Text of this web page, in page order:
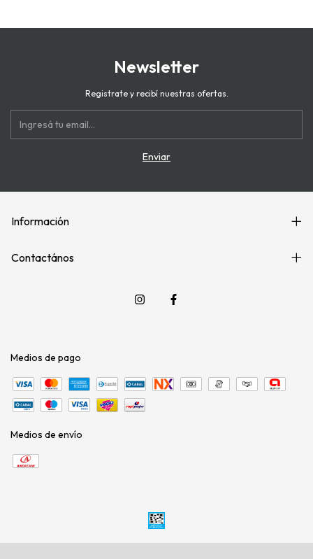
Newsletter
Registrate y recibí nuestras ofertas.
Información
Contactános
Medios de pago
Medios de envío